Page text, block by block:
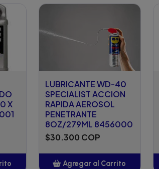
X
LUBRICANTE WD-40
SPECIALIST ACCION
RAPIDA AEROSOL
PENETRANTE
8OZ/279ML 8456000
$30.300 COP
Agregar al Carrito